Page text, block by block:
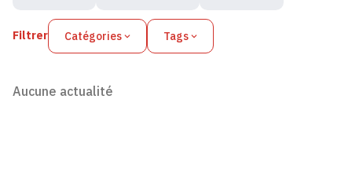
Filtrer Catégories Tags
Aucune actualité